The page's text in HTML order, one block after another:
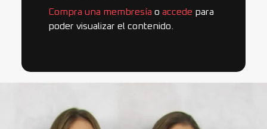
Compra una membresía o accede para
poder visualizar el contenido.